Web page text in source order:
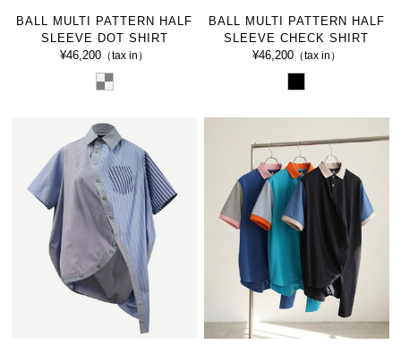
BALL MULTI PATTERN HALF
SLEEVE DOT SHIRT
¥46,200 （tax in）
BALL MULTI PATTERN HALF
SLEEVE CHECK SHIRT
¥46,200（tax in）